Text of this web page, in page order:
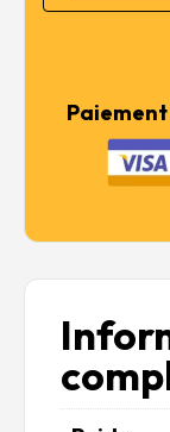
Paiement